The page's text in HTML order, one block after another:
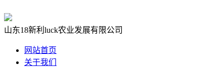
山东18新利luck农业发展有限公司
网站首页
关于我们